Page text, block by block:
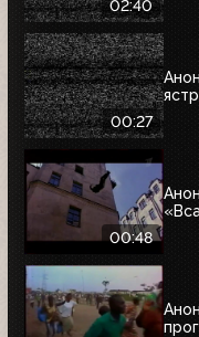
02:40
00:27
00:48